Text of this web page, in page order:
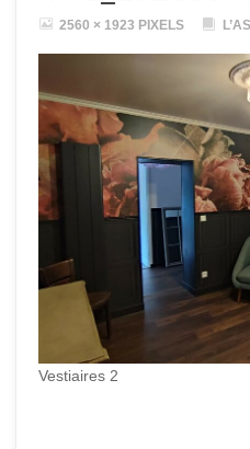
FULL2560 × 1923 PIXELS
Vestiaires 2